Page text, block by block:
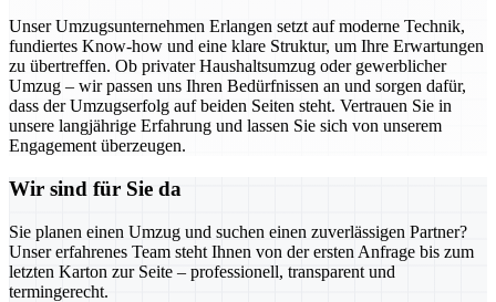
Unser Umzugsunternehmen Erlangen setzt auf moderne Technik,
fundiertes Know-how und eine klare Struktur, um Ihre Erwartungen
zu übertreffen. Ob privater Haushaltsumzug oder gewerblicher
Umzug – wir passen uns Ihren Bedürfnissen an und sorgen dafür,
dass der Umzugserfolg auf beiden Seiten steht. Vertrauen Sie in
unsere langjährige Erfahrung und lassen Sie sich von unserem
Engagement überzeugen.
Wir sind für Sie da
Sie planen einen Umzug und suchen einen zuverlässigen Partner?
Unser erfahrenes Team steht Ihnen von der ersten Anfrage bis zum
letzten Karton zur Seite – professionell, transparent und
termingerecht.